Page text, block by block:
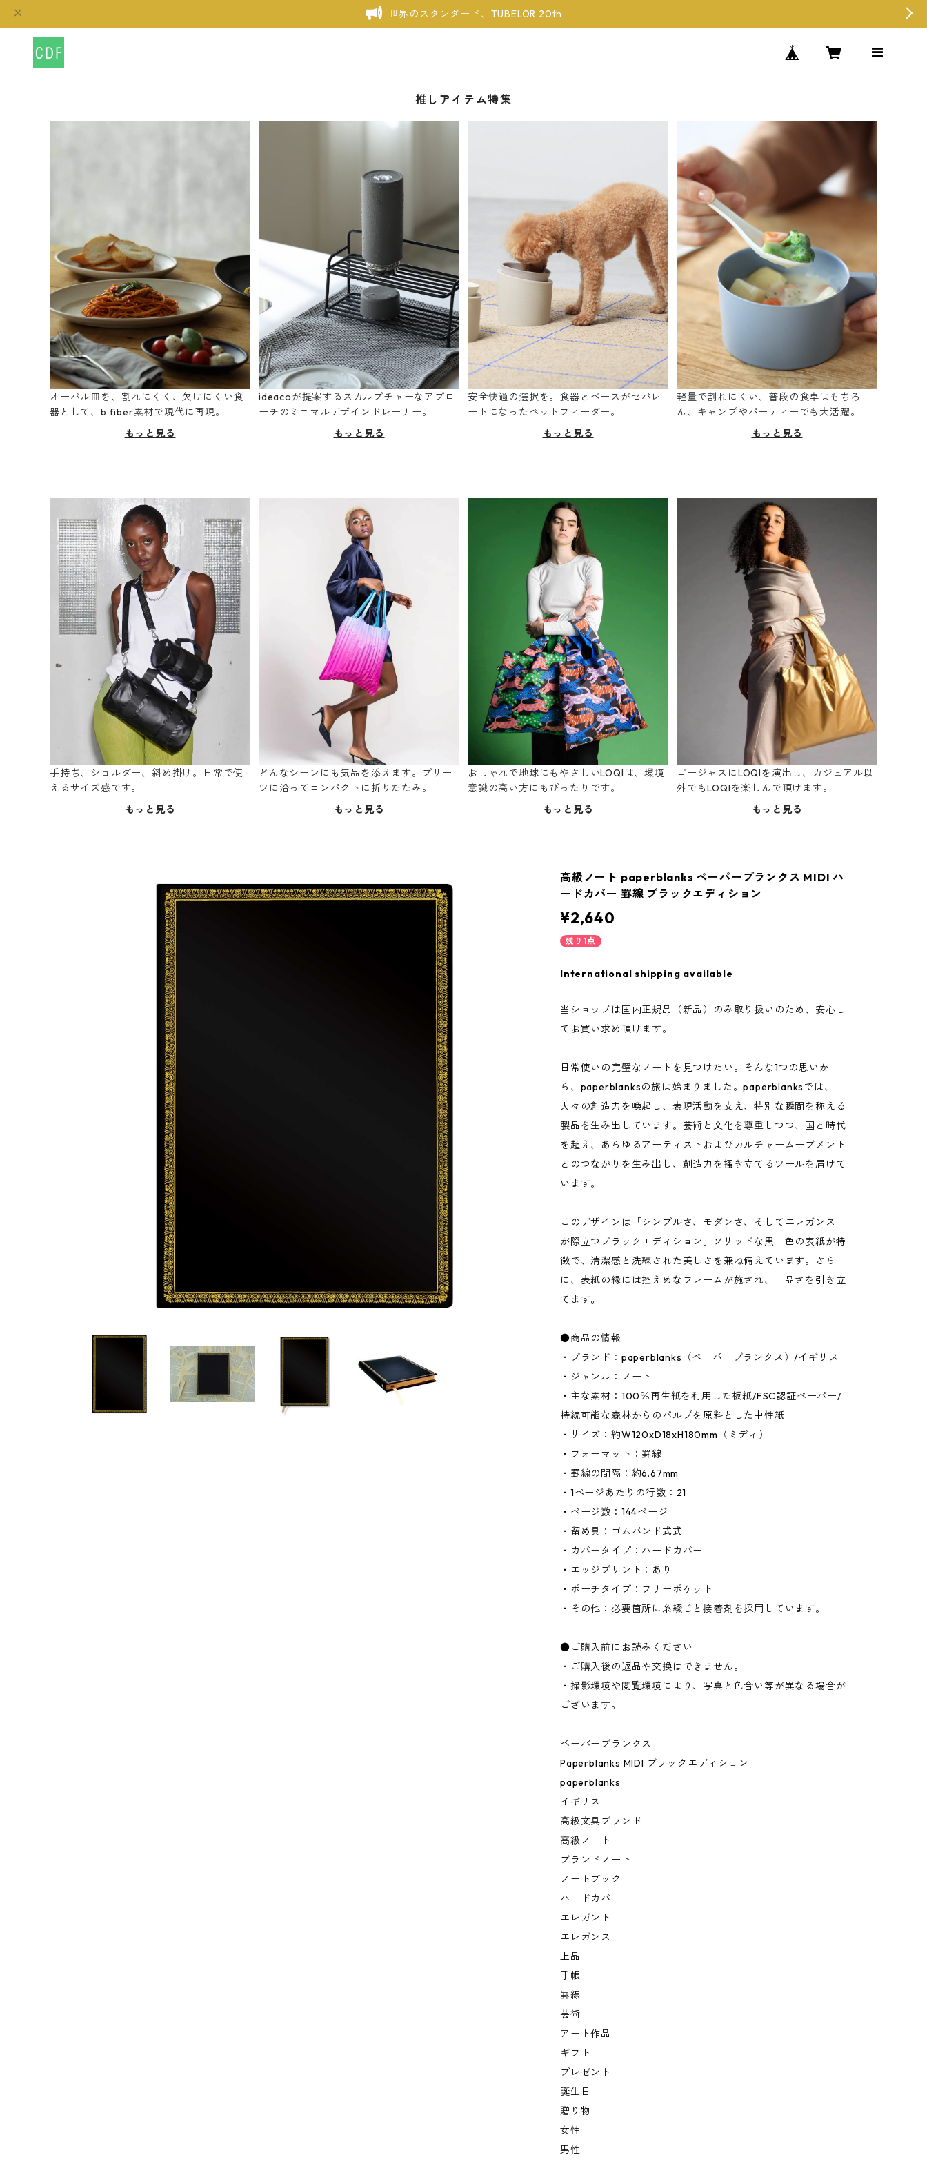
世界のスタンダード、TUBELOR 20th
推しアイテム特集
オーバル皿を、割れにくく、欠けにくい食
器として、b fiber素材で現代に再現。
もっと見る
ideacoが提案するスカルプチャーなアプロ
ーチのミニマルデザインドレーナー。
もっと見る
安全快適の選択を。食器とベースがセパレ
ートになったペットフィーダー。
もっと見る
軽量で割れにくい、普段の食卓はもちろ
ん、キャンプやパーティーでも大活躍。
もっと見る
手持ち、ショルダー、斜め掛け。日常で使
えるサイズ感です。
もっと見る
どんなシーンにも気品を添えます。プリー
ツに沿ってコンパクトに折りたたみ。
もっと見る
おしゃれで地球にもやさしいLOQIは、環境
意識の高い方にもぴったりです。
もっと見る
ゴージャスにLOQIを演出し、カジュアル以
外でもLOQIを楽しんで頂けます。
もっと見る
高級ノート paperblanks ペーパーブランクス MIDI ハ
ードカバー 罫線 ブラックエディション
¥2,640
残り1点
International shipping available
当ショップは国内正規品（新品）のみ取り扱いのため、安心し
てお買い求め頂けます。
日常使いの完璧なノートを見つけたい。そんな1つの思いか
ら、paperblanksの旅は始まりました。paperblanksでは、
人々の創造力を喚起し、表現活動を支え、特別な瞬間を称える
製品を生み出しています。芸術と文化を尊重しつつ、国と時代
を超え、あらゆるアーティストおよびカルチャームーブメント
とのつながりを生み出し、創造力を掻き立てるツールを届けて
います。
このデザインは「シンプルさ、モダンさ、そしてエレガンス」
が際立つブラックエディション。ソリッドな黒一色の表紙が特
徴で、清潔感と洗練された美しさを兼ね備えています。さら
に、表紙の縁には控えめなフレームが施され、上品さを引き立
てます。
●商品の情報
・ブランド：paperblanks（ペーパーブランクス）/イギリス
・ジャンル：ノート
・主な素材：100％再生紙を利用した板紙/FSC認証ペーパー/
持続可能な森林からのパルプを原料とした中性紙
・サイズ：約W120xD18xH180mm（ミディ）
・フォーマット：罫線
・罫線の間隔：約6.67mm
・1ページあたりの行数：21
・ページ数：144ページ
・留め具：ゴムバンド式式
・カバータイプ：ハードカバー
・エッジプリント：あり
・ポーチタイプ：フリーポケット
・その他：必要箇所に糸綴じと接着剤を採用しています。
●ご購入前にお読みください
・ご購入後の返品や交換はできません。
・撮影環境や閲覧環境により、写真と色合い等が異なる場合が
ございます。
ペーパーブランクス
Paperblanks MIDI ブラックエディション
paperblanks
イギリス
高級文具ブランド
高級ノート
ブランドノート
ノートブック
ハードカバー
エレガント
エレガンス
上品
手帳
罫線
芸術
アート作品
ギフト
プレゼント
誕生日
贈り物
女性
男性